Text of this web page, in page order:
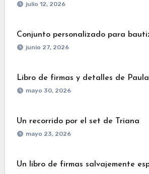
julio 12, 2026
Conjunto personalizado para
junio 27, 2026
Libro de firmas y detalles de Paula
mayo 30, 2026
Un recorrido por el set de Triana
mayo 23, 2026
Un libro de firmas salvajemente